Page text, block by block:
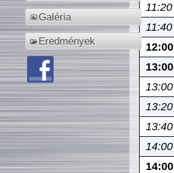
Galéria
Eredmények
11:20
11:40
12:00
13:00
13:00
13:20
13:40
14:00
14:00